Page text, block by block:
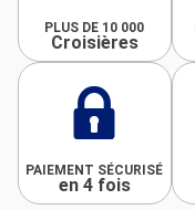
PLUS DE 10 000
Croisières
PAIEMENT SÉCURISÉ
en 4 fois